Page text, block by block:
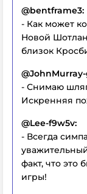
@bentframe3:
- Как может
Новой
близок
- Снимаю
Искренняя
@Lee-f9w5v:
- Всегда
факт, что это
игры!